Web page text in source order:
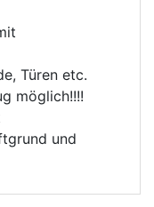
Türen etc.
möglich!!!!
und